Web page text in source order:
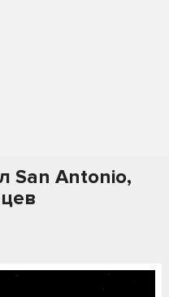
San Antonio,